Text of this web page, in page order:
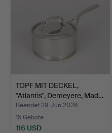
TOPF MIT DECKEL,
"Atlantis", Demeyere, Mad…
Beendet 29. Jun 2026
15 Gebote
116 USD